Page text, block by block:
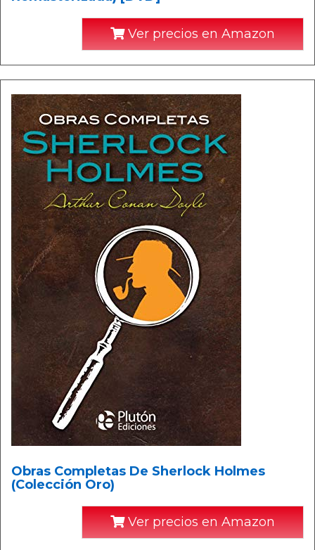
Ver precios en Amazon
Obras Completas De Sherlock Holmes
(Colección Oro)
Ver precios en Amazon